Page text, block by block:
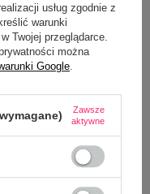
pytania?
ZADAJ PYTANIE
usług zgodnie z
warunki
Twojej przeglądarce.
można
Google
Zawsze
aktywne